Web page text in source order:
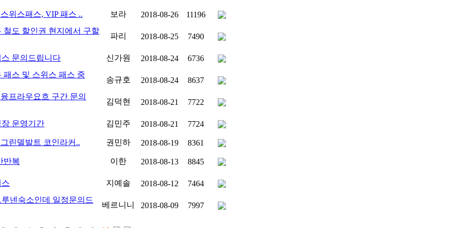
위스패스, VIP 패스 .. 보라 2018-08-26
11196
철도 할인권 현지에서 구할
파리 2018-08-25 7490
문의드립니다 신가원 2018-08-24
6736
패스 및 스위스 패스 중
송규호 2018-08-24
8637
프라우요흐 구간 문의
김덕현 2018-08-21 7722
운영기간 김민주 2018-08-21 7724
린델발트 코인라커.. 권민하 2018-08-19 8361
반복 이한 2018-08-13 8845
지예솔 2018-08-12
7464
넨숙소인데 일정문의드
베르니니 2018-08-09 7997